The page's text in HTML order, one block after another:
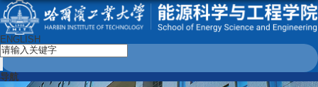
ENGLISH
导航